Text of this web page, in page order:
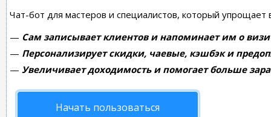
Чат-бот для мастеров и специалистов, который упрощает
— Сам записывает клиентов и напоминает им о
— Персонализирует скидки, чаевые, кэшбэк и
— Увеличивает доходимость и помогает больше
Начать пользоваться